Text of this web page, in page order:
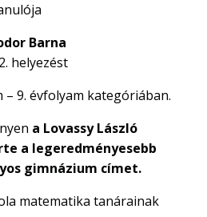
Barna
helyezést
9. évfolyam kategóriában.
a Lovassy László
a legeredményesebb
gimnázium címet.
matematika tanárainak